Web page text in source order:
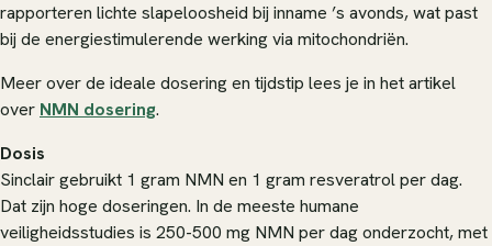
rapporteren lichte slapeloosheid bij inname ’s avonds, wat past
bij de energiestimulerende werking via mitochondriën.
Meer over de ideale dosering en tijdstip lees je in het artikel
over NMN dosering.
Dosis
Sinclair gebruikt 1 gram NMN en 1 gram resveratrol per dag.
Dat zijn hoge doseringen. In de meeste humane
veiligheidsstudies is 250-500 mg NMN per dag onderzocht, met